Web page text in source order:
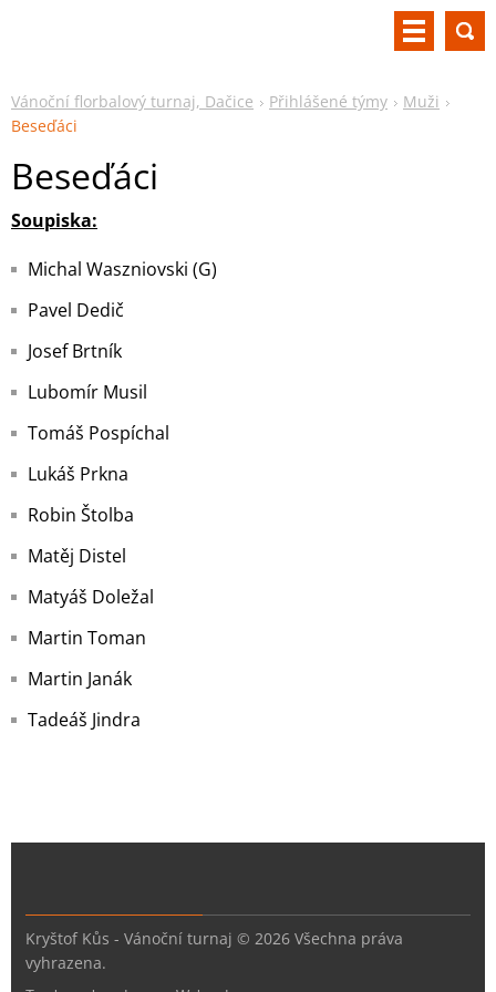
Vánoční florbalový turnaj, Dačice Přihlášené týmy
Muži
Beseďáci
Beseďáci
Soupiska:
Michal Waszniovski (G)
Pavel Dedič
Josef Brtník
Lubomír Musil
Tomáš Pospíchal
Lukáš Prkna
Robin Štolba
Matěj Distel
Matyáš Doležal
Martin Toman
Martin Janák
Tadeáš Jindra
Kryštof Kůs - Vánoční turnaj © 2026 Všechna práva
vyhrazena.